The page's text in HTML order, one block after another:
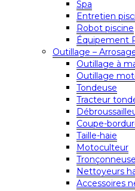
Spa
Entretien
Robot piscine
Équipement
Outillage –
Outillage à
Outillage
Tondeuse
Tracteur
Coupe-
Taille-haie
Motoculteur
Tronçonneuse
Nettoyeurs
Accessoires